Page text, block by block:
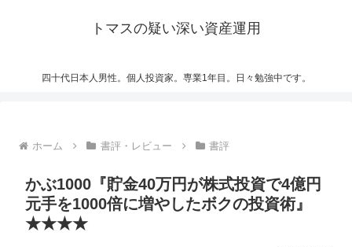
トマスの疑い深い資産運用
四十代日本人男性。個人投資家。専業1年目。日々勉強中です。
ホーム 書評・レビュー 書評
かぶ1000『貯金40万円が株式投資で4億円
元手を1000倍に増やしたボクの投資術』
★★★★